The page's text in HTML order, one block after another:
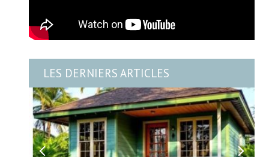
LES DERNIERS ARTICLES